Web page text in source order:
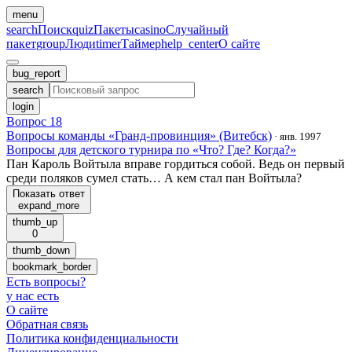
menu
searchПоискquizПакетыcasinoСлучайный
пакетgroupЛюдиtimerТаймерhelp_centerО сайте
bug_report
search
login
Вопрос 18
Вопросы команды «Гранд-провинция» (Витебск) · янв. 1997
Вопросы для детского турнира по «Что? Где? Когда?»
Пан Кароль Войтыла вправе гордиться собой. Ведь он первый
среди поляков сумел стать… А кем стал пан Войтыла?
Показать ответ
expand_more
thumb_up
0
thumb_down
bookmark_border
Есть вопросы?
у нас есть
О сайте
Обратная связь
Политика конфиденциальности